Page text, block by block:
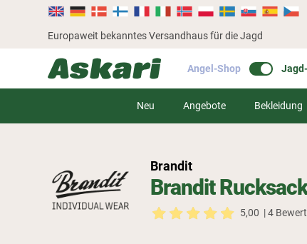
Europaweit bekanntes Versandhaus für die Jagd
Angel-Shop
Neu Angebote Bekleidung
Brandit
Brandit
5,00 | 4